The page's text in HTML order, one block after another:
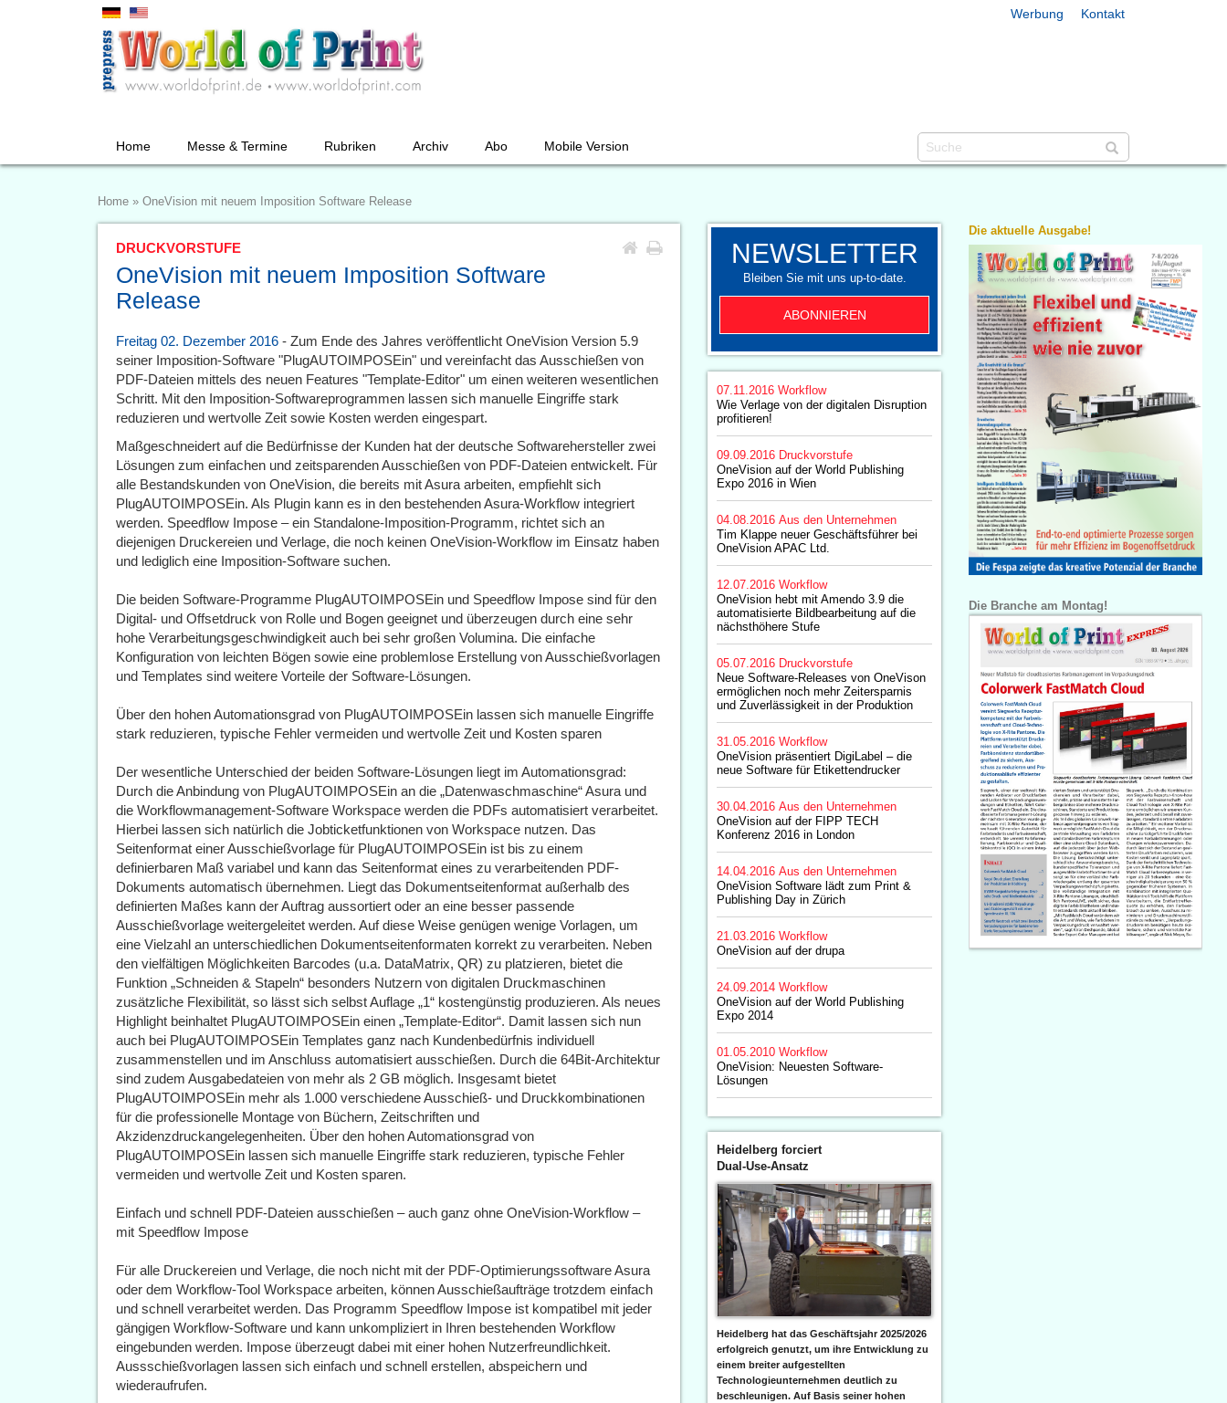
Werbung Kontakt
Home Messe & Termine Rubriken Archiv Abo Mobile Version
Home » OneVision mit neuem Imposition Software Release
DRUCKVORSTUFE
OneVision mit neuem Imposition Software
Release
Freitag 02. Dezember 2016 - Zum Ende des Jahres veröffentlicht OneVision Version 5.9
seiner Imposition-Software "PlugAUTOIMPOSEin" und vereinfacht das Ausschießen von
PDF-Dateien mittels des neuen Features "Template-Editor" um einen weiteren wesentlichen
Schritt. Mit den Imposition-Softwareprogrammen lassen sich manuelle Eingriffe stark
reduzieren und wertvolle Zeit sowie Kosten werden eingespart.
Maßgeschneidert auf die Bedürfnisse der Kunden hat der deutsche Softwarehersteller zwei
Lösungen zum einfachen und zeitsparenden Ausschießen von PDF-Dateien entwickelt. Für
alle Bestandskunden von OneVision, die bereits mit Asura arbeiten, empfiehlt sich
PlugAUTOIMPOSEin. Als Plugin kann es in den bestehenden Asura-Workflow integriert
werden. Speedflow Impose – ein Standalone-Imposition-Programm, richtet sich an
diejenigen Druckereien und Verlage, die noch keinen OneVision-Workflow im Einsatz haben
und lediglich eine Imposition-Software suchen.
Die beiden Software-Programme PlugAUTOIMPOSEin und Speedflow Impose sind für den
Digital- und Offsetdruck von Rolle und Bogen geeignet und überzeugen durch eine sehr
hohe Verarbeitungsgeschwindigkeit auch bei sehr großen Volumina. Die einfache
Konfiguration von leichten Bögen sowie eine problemlose Erstellung von Ausschießvorlagen
und Templates sind weitere Vorteile der Software-Lösungen.
Über den hohen Automationsgrad von PlugAUTOIMPOSEin lassen sich manuelle Eingriffe
stark reduzieren, typische Fehler vermeiden und wertvolle Zeit und Kosten sparen
Der wesentliche Unterschied der beiden Software-Lösungen liegt im Automationsgrad:
Durch die Anbindung von PlugAUTOIMPOSEin an die „Datenwaschmaschine“ Asura und
die Workflowmanagement-Software Workspace werden die PDFs automatisiert verarbeitet.
Hierbei lassen sich natürlich die Jobticketfunktionen von Workspace nutzen. Das
Seitenformat einer Ausschießvorlage für PlugAUTOIMPOSEin ist bis zu einem
definierbaren Maß variabel und kann das Seitenformat eines zu verarbeitenden PDF-
Dokuments automatisch übernehmen. Liegt das Dokumentseitenformat außerhalb des
definierten Maßes kann der Auftrag aussortiert oder an eine besser passende
Ausschießvorlage weitergeleitet werden. Auf diese Weise genügen wenige Vorlagen, um
eine Vielzahl an unterschiedlichen Dokumentseitenformaten korrekt zu verarbeiten. Neben
den vielfältigen Möglichkeiten Barcodes (u.a. DataMatrix, QR) zu platzieren, bietet die
Funktion „Schneiden & Stapeln“ besonders Nutzern von digitalen Druckmaschinen
zusätzliche Flexibilität, so lässt sich selbst Auflage „1“ kostengünstig produzieren. Als neues
Highlight beinhaltet PlugAUTOIMPOSEin einen „Template-Editor“. Damit lassen sich nun
auch bei PlugAUTOIMPOSEin Templates ganz nach Kundenbedürfnis individuell
zusammenstellen und im Anschluss automatisiert ausschießen. Durch die 64Bit-Architektur
sind zudem Ausgabedateien von mehr als 2 GB möglich. Insgesamt bietet
PlugAUTOIMPOSEin mehr als 1.000 verschiedene Ausschieß- und Druckkombinationen
für die professionelle Montage von Büchern, Zeitschriften und
Akzidenzdruckangelegenheiten. Über den hohen Automationsgrad von
PlugAUTOIMPOSEin lassen sich manuelle Eingriffe stark reduzieren, typische Fehler
vermeiden und wertvolle Zeit und Kosten sparen.
Einfach und schnell PDF-Dateien ausschießen – auch ganz ohne OneVision-Workflow –
mit Speedflow Impose
Für alle Druckereien und Verlage, die noch nicht mit der PDF-Optimierungssoftware Asura
oder dem Workflow-Tool Workspace arbeiten, können Ausschießaufträge trotzdem einfach
und schnell verarbeitet werden. Das Programm Speedflow Impose ist kompatibel mit jeder
gängigen Workflow-Software und kann unkompliziert in Ihren bestehenden Workflow
eingebunden werden. Impose überzeugt dabei mit einer hohen Nutzerfreundlichkeit.
Aussschießvorlagen lassen sich einfach und schnell erstellen, abspeichern und
wiederaufrufen.
NEWSLETTER
Bleiben Sie mit uns up-to-date.
ABONNIEREN
07.11.2016 Workflow
Wie Verlage von der digitalen Disruption
profitieren!
09.09.2016 Druckvorstufe
OneVision auf der World Publishing
Expo 2016 in Wien
04.08.2016 Aus den Unternehmen
Tim Klappe neuer Geschäftsführer bei
OneVision APAC Ltd.
12.07.2016 Workflow
OneVision hebt mit Amendo 3.9 die
automatisierte Bildbearbeitung auf die
nächsthöhere Stufe
05.07.2016 Druckvorstufe
Neue Software-Releases von OneVison
ermöglichen noch mehr Zeitersparnis
und Zuverlässigkeit in der Produktion
31.05.2016 Workflow
OneVision präsentiert DigiLabel – die
neue Software für Etikettendrucker
30.04.2016 Aus den Unternehmen
OneVision auf der FIPP TECH
Konferenz 2016 in London
14.04.2016 Aus den Unternehmen
OneVision Software lädt zum Print &
Publishing Day in Zürich
21.03.2016 Workflow
OneVision auf der drupa
24.09.2014 Workflow
OneVision auf der World Publishing
Expo 2014
01.05.2010 Workflow
OneVision: Neuesten Software-
Lösungen
Heidelberg forciert
Dual-Use-Ansatz
Heidelberg hat das Geschäftsjahr 2025/2026
erfolgreich genutzt, um ihre Entwicklung zu
einem breiter aufgestellten
Technologieunternehmen deutlich zu
beschleunigen. Auf Basis seiner hohen
Die aktuelle Ausgabe!
Die Branche am Montag!